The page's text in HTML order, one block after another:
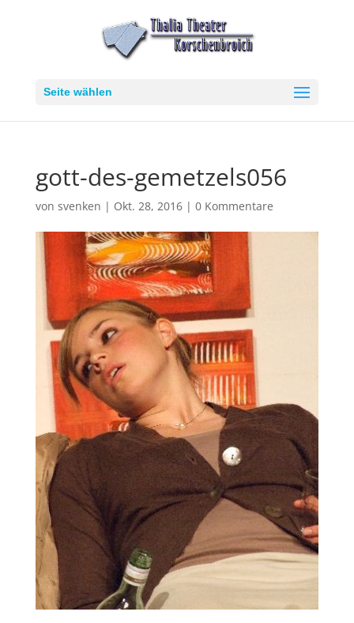
Seite wählen
gott-des-gemetzels056
von svenken | Okt. 28, 2016| 0 Kommentare